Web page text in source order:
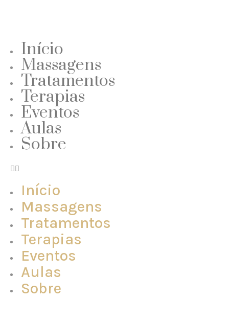
Início
Massagens
Tratamentos
Terapias
Eventos
Aulas
Sobre
Início
Massagens
Tratamentos
Terapias
Eventos
Aulas
Sobre